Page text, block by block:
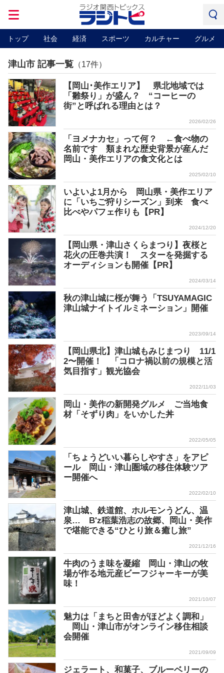
トップ 社会 経済 スポーツ カルチャー グルメ
津山市 記事一覧 （17件）
【岡山･美作エリア】 県北地域では
「雛祭り」が盛ん？ “コーヒーの
街”と呼ばれる理由とは？
2026/02/26
「ヨメナカセ」って何？ ←食べ物の
名前です 類まれな歴史背景が産んだ
岡山・美作エリアの食文化とは
2025/02/10
いよいよ1月から 岡山県・美作エリア
に「いちご狩りシーズン」到来 食べ
比べやパフェ作りも【PR】
2024/12/20
【岡山県・津山さくらまつり】夜桜と
花火の圧巻共演！ スターを発掘する
オーディションも開催【PR】
2024/03/14
秋の津山城に桜が舞う「TSUYAMAGIC
津山城ナイトイルミネーション」開催
2023/09/14
【岡山県北】津山城もみじまつり 11/1
2〜開催！ 「コロナ禍以前の規模と活
気目指す」観光協会
2022/11/03
岡山・美作の新開発グルメ ご当地食
材「そずり肉」をいかした丼
2022/05/05
「ちょうどいい暮らしやすさ」をアピ
ール 岡山・津山圏域の移住体験ツア
ー開催へ
2022/02/10
津山城、鉄道館、ホルモンうどん、温
泉… B'z稲葉浩志の故郷、岡山・美作
で堪能できる“ひとり旅＆癒し旅”
2021/12/16
牛肉のうま味を凝縮 岡山・津山の牧
場が作る地元産ビーフジャーキーが美
味！
2021/10/07
魅力は「まちと田舎がほどよく調和」
岡山・津山市がオンライン移住相談
会開催
2021/09/09
ジェラート、和菓子、ブルーベリーの